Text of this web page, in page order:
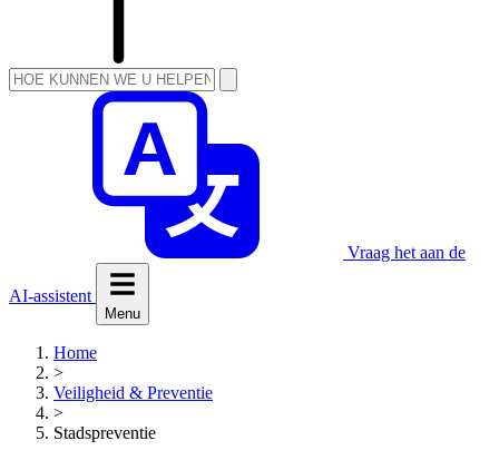
Vraag het aan de
AI-assistent
Menu
Home
>
Veiligheid & Preventie
>
Stadspreventie